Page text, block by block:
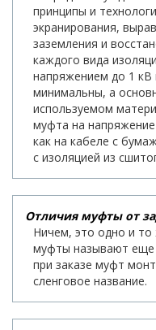
принципы и
экранирования,
заземления и
каждого вида
напряжением до 1 кВ
минимальны, а
используемом
муфта на
как на кабеле с
с изоляцией из
Отличия муфты от
Ничем, это одно и
муфты называют еще
при заказе муфт
сленговое название.